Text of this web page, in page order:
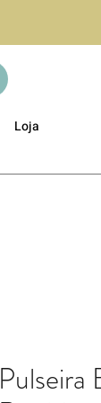
Loja
Pulseira